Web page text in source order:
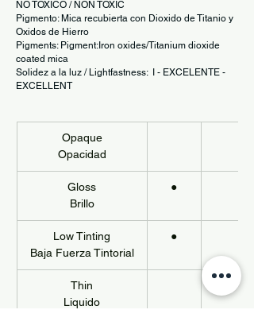
NO TOXICO / NON TOXIC
Pigmento: Mica recubierta con Dioxido de Titanio y
Oxidos de Hierro
Pigments: Pigment:Iron oxides/Titanium dioxide
coated mica
Solidez a la luz / Lightfastness: I - EXCELENTE -
EXCELLENT
Opaque
Opacidad
Gloss
Brillo
●
Low Tinting
Baja Fuerza Tintorial
●
Thin
Liquido